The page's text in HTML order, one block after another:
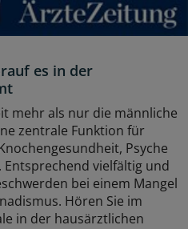
es in der
mehr als nur die männliche
zentrale Funktion für
Psyche
Entsprechend vielfältig und
bei einem Mangel
Hören Sie im
in der hausärztlichen